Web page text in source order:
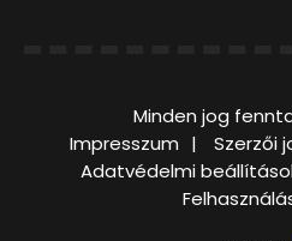
Minden jog
Impresszum
Szerzői
Adatvédelmi